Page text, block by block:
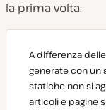
la prima volta.
A differenza
generate con un
statiche non si
articoli e pagine